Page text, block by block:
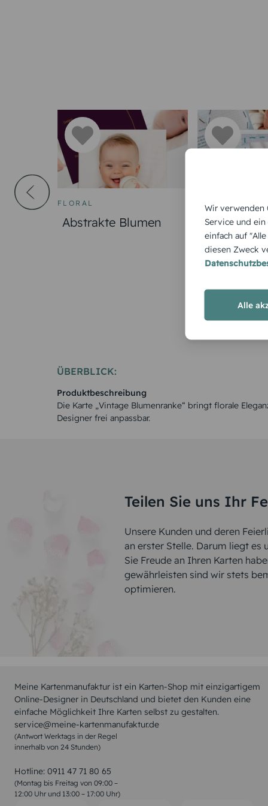
FLORAL
Abstrakte Blumen
FLORAL
Schnipp-
ÜBERBLICK:
Produktbeschreibung
Die Karte „Vintage Blumenranke“ bringt florale
Designer frei anpassbar.
Teilen Sie uns Ihr
Unsere Kunden und deren
an erster Stelle. Darum liegt es
Sie Freude an Ihren Karten
gewährleisten sind wir stets
optimieren.
Meine Kartenmanufaktur ist ein Karten-Shop mit einzigartigem
Online-Designer in Deutschland und bietet den Kunden eine
einfache Möglichkeit Ihre Karten selbst zu gestalten.
service@meine-kartenmanufaktur.de
(Antwort Werktags in der Regel
innerhalb von 24 Stunden)
Hotline: 0911 47 71 80 65
(Montag bis Freitag von 09:00 –
12:00 Uhr und 13:00 – 17:00 Uhr)
Wir verwenden
Service und
einfach auf
diesen Zweck
Alle